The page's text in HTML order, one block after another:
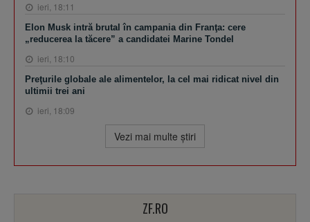
ieri, 18:11
Elon Musk intră brutal în campania din Franţa: cere
„reducerea la tăcere” a candidatei Marine Tondel
ieri, 18:10
Preţurile globale ale alimentelor, la cel mai ridicat nivel din
ultimii trei ani
ieri, 18:09
Vezi mai multe ştiri
ZF.RO